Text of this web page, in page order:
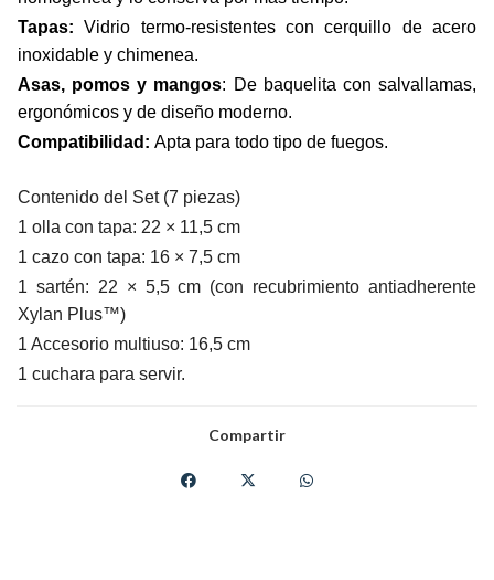
Tapas: Vidrio termo-resistentes con cerquillo de acero
inoxidable y chimenea.
Asas, pomos y mangos: De baquelita con salvallamas,
ergonómicos y de diseño moderno.
Compatibilidad: Apta para todo tipo de fuegos.
Contenido del Set (7 piezas)
1 olla con tapa: 22 × 11,5 cm
1 cazo con tapa: 16 × 7,5 cm
1 sartén: 22 × 5,5 cm (con recubrimiento antiadherente
Xylan Plus™)
1 Accesorio multiuso: 16,5 cm
1 cuchara para servir.
Compartir